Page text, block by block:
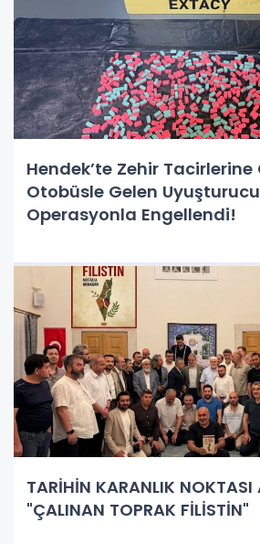
Hendek’te Zehir Tacirlerine
Otobüsle Gelen
Operasyonla Engellendi!
TARİHİN KARANLIK NOKTASI
"ÇALINAN TOPRAK FİLİSTİN"